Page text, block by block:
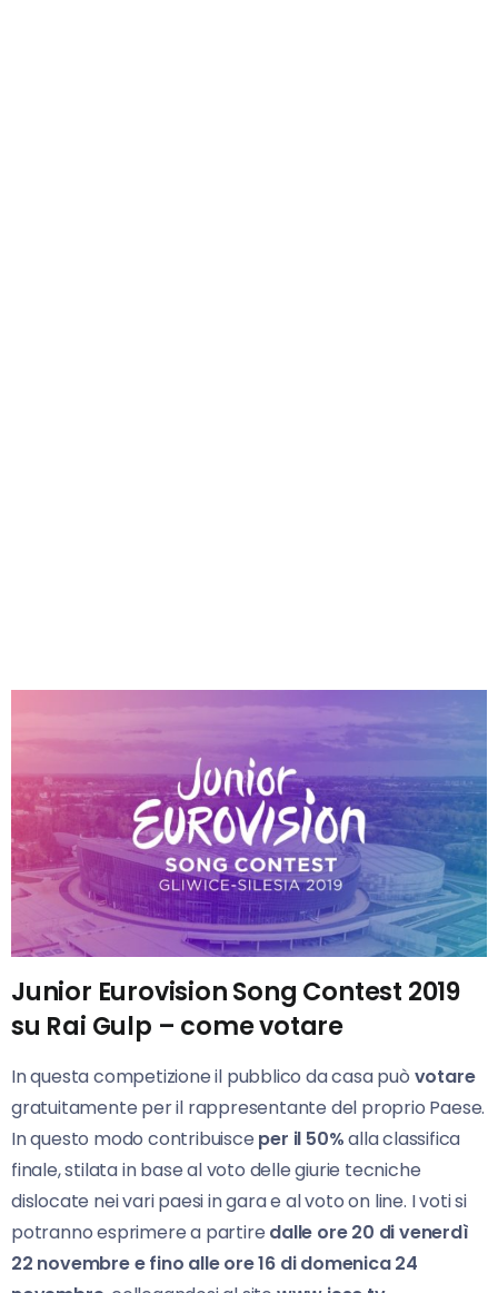
Junior Eurovision Song Contest 2019
su Rai Gulp – come votare
In questa competizione il pubblico da casa può votare
gratuitamente per il rappresentante del proprio Paese.
In questo modo contribuisce per il 50%alla classifica
finale, stilata in base al voto delle giurie tecniche
dislocate nei vari paesi in gara e al voto on line. I voti si
potranno esprimere a partire dalle ore 20 di venerdì
22 novembre e fino alle ore 16 di domenica 24